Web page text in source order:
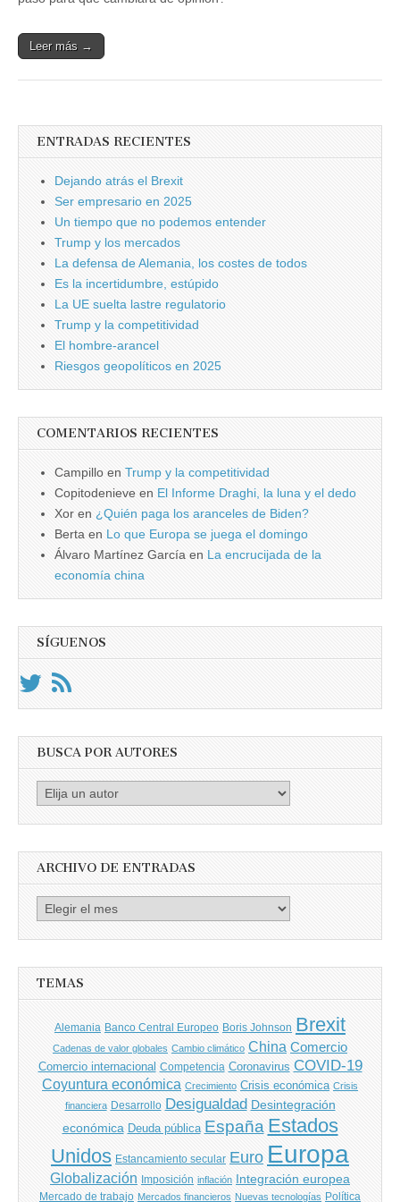
Leer más →
ENTRADAS RECIENTES
Dejando atrás el Brexit
Ser empresario en 2025
Un tiempo que no podemos entender
Trump y los mercados
La defensa de Alemania, los costes de todos
Es la incertidumbre, estúpido
La UE suelta lastre regulatorio
Trump y la competitividad
El hombre-arancel
Riesgos geopolíticos en 2025
COMENTARIOS RECIENTES
Campillo en Trump y la competitividad
Copitodenieve en El Informe Draghi, la luna y el dedo
Xor en ¿Quién paga los aranceles de Biden?
Berta en Lo que Europa se juega el domingo
Álvaro Martínez García en La encrucijada de la
economía china
SÍGUENOS
BUSCA POR AUTORES
Busca
ARCHIVO DE ENTRADAS
Archivo
TEMAS
Alemania Banco Central Europeo Boris Johnson Brexit
Cadenas de valor globales Cambio climático China Comercio
Comercio internacional Competencia Coronavirus COVID-19
Coyuntura económica Crecimiento Crisis económica Crisis
financiera Desarrollo Desigualdad Desintegración
económica Deuda pública España Estados
Unidos Estancamiento secular Euro Europa
Globalización Imposición inflación Integración europea
Mercado de trabajo Mercados financieros Nuevas tecnologías Política